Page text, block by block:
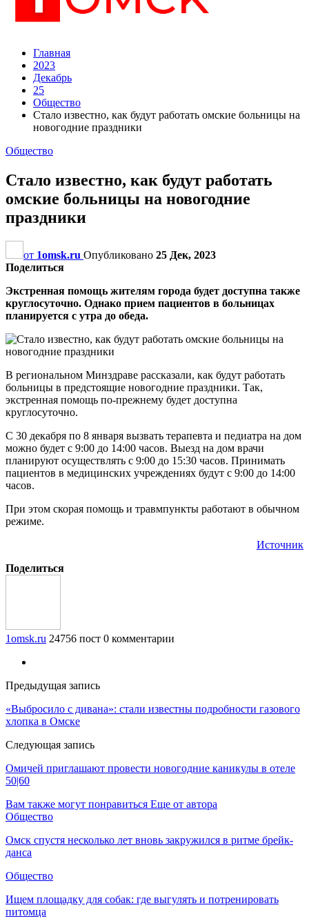
Главная
2023
Декабрь
25
Общество
Стало известно, как будут работать омские больницы на
новогодние праздники
Общество
Стало известно, как будут работать
омские больницы на новогодние
праздники
от 1omsk.ru Опубликовано 25 Дек, 2023
Поделиться
Экстренная помощь жителям города будет доступна также
круглосуточно. Однако прием пациентов в больницах
планируется с утра до обеда.
В региональном Минздраве рассказали, как будут работать
больницы в предстоящие новогодние праздники. Так,
экстренная помощь по-прежнему будет доступна
круглосуточно.
С 30 декабря по 8 января вызвать терапевта и педиатра на дом
можно будет с 9:00 до 14:00 часов. Выезд на дом врачи
планируют осуществлять с 9:00 до 15:30 часов. Принимать
пациентов в медицинских учреждениях будут с 9:00 до 14:00
часов.
При этом скорая помощь и травмпункты работают в обычном
режиме.
Источник
Поделиться
1omsk.ru 24756 пост 0 комментарии
Предыдущая запись
«Выбросило с дивана»: стали известны подробности газового
хлопка в Омске
Следующая запись
Омичей приглашают провести новогодние каникулы в отеле
50|60
Вам также могут понравиться Еще от автора
Общество
Омск спустя несколько лет вновь закружился в ритме брейк-
данса
Общество
Ищем площадку для собак: где выгулять и потренировать
питомца